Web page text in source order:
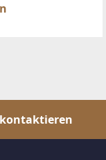
kontaktieren